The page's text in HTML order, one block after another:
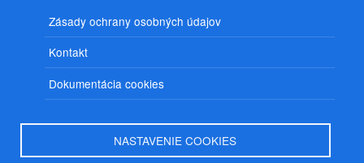
Zásady ochrany osobných údajov
Kontakt
Dokumentácia cookies
NASTAVENIE COOKIES